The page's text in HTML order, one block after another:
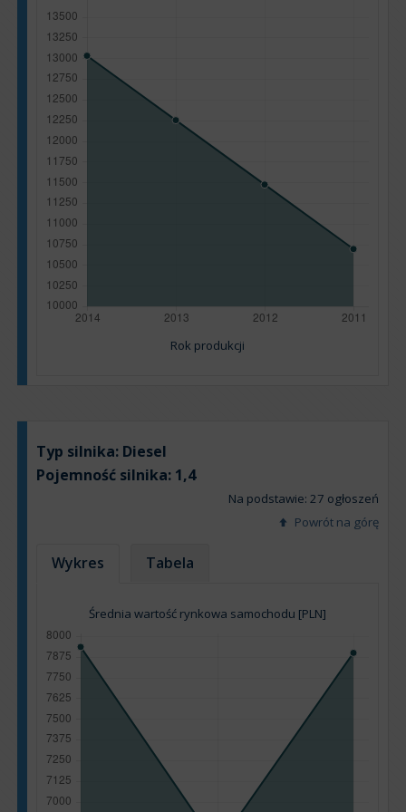
Rok produkcji
Typ silnika: Diesel
Pojemność silnika: 1,4
Na podstawie: 27 ogłoszeń
Powrót na górę
Wykres Tabela
Średnia wartość rynkowa samochodu [PLN]